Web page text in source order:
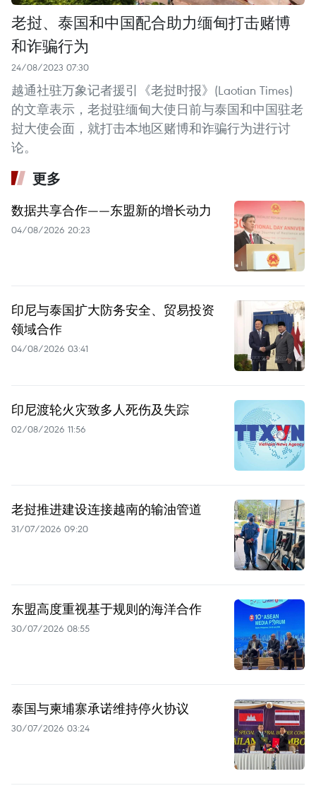
老挝、泰国和中国配合助力缅甸打击赌博
和诈骗行为
24/08/2023 07:30
越通社驻万象记者援引《老挝时报》(Laotian Times)
的文章表示，老挝驻缅甸大使日前与泰国和中国驻老
挝大使会面，就打击本地区赌博和诈骗行为进行讨
论。
更多
数据共享合作——东盟新的增长动力
04/08/2026 20:23
印尼与泰国扩大防务安全、贸易投资
领域合作
04/08/2026 03:41
印尼渡轮火灾致多人死伤及失踪
02/08/2026 11:56
老挝推进建设连接越南的输油管道
31/07/2026 09:20
东盟高度重视基于规则的海洋合作
30/07/2026 08:55
泰国与柬埔寨承诺维持停火协议
30/07/2026 03:24